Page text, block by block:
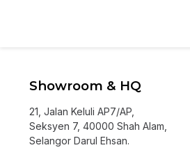
Showroom & HQ
21, Jalan Keluli AP7/AP,
Seksyen 7, 40000 Shah Alam,
Selangor Darul Ehsan.